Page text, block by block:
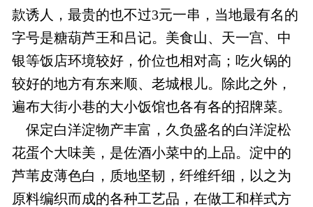
款诱人，最贵的也不过3元一串，当地最有名的
字号是糖葫芦王和吕记。美食山、天一宫、中
银等饭店环境较好，价位也相对高；吃火锅的
较好的地方有东来顺、老城根儿。除此之外，
遍布大街小巷的大小饭馆也各有各的招牌菜。
保定白洋淀物产丰富，久负盛名的白洋淀松
花蛋个大味美，是佐酒小菜中的上品。淀中的
芦苇皮薄色白，质地坚韧，纤维纤细，以之为
原料编织而成的各种工艺品，在做工和样式方